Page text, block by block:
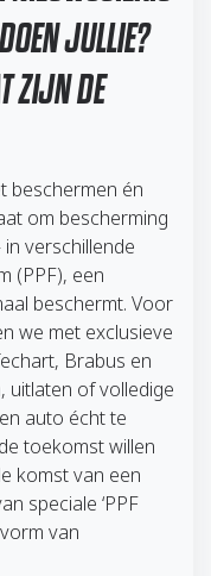
JULLIE?
ZIJN DE
beschermen én
om bescherming
verschillende
(PPF), een
beschermt. Voor
we met exclusieve
Brabus en
uitlaten of volledige
auto écht te
toekomst willen
komst van een
speciale ‘PPF
van